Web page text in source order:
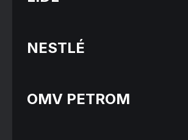
NESTLÉ
OMV PETROM